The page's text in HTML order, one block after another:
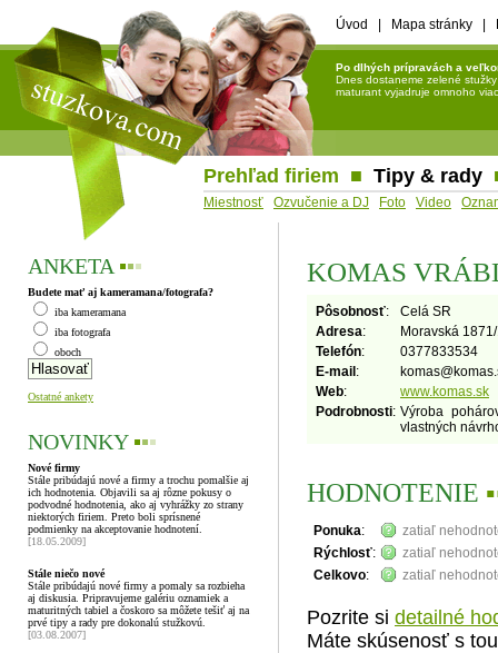
Úvod Mapa stránky
Po dlhých prípravách a
Dnes dostaneme zelené
maturant vyjadruje omnoho
Prehľad firiem ■ Tipy & rady
Miestnosť Ozvučenie a DJ Foto Video
ANKETA ▪▪▪
Budete mať aj kameramana/fotografa?
iba kameramana
iba fotografa
oboch
Ostatné ankety
NOVINKY ▪▪▪
Nové firmy
Stále pribúdajú nové a firmy a trochu pomalšie aj
ich hodnotenia. Objavili sa aj rôzne pokusy o
podvodné hodnotenia, ako aj vyhrážky zo strany
niektorých firiem. Preto boli sprísnené
podmienky na akceptovanie hodnotení.
[18.05.2009]
Stále niečo nové
Stále pribúdajú nové firmy a pomaly sa rozbieha
aj diskusia. Pripravujeme galériu oznamiek a
maturitných tabiel a čoskoro sa môžete tešiť aj na
prvé tipy a rady pre dokonalú stužkovú.
[03.08.2007]
KOMAS
Pôsobnosť:
Celá SR
Adresa:
Moravská
Telefón:
0377833534
E-mail : komas@
Web:
www.komas.sk
Podrobnosti: Výroba
vlastných
HODNOTENIE ▪
Ponuka:
zatiaľ
Rýchlosť:
zatiaľ
Celkovo: zatiaľ
Pozrite si detailné
Máte skúsenosť s